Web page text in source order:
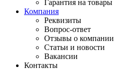
Гарантия на товары
Компания
Реквизиты
Вопрос-ответ
Отзывы о компании
Статьи и новости
Вакансии
Контакты